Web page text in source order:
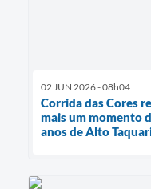
02 JUN 2026 - 08h04
Corrida das Cores
mais um momento
anos de Alto